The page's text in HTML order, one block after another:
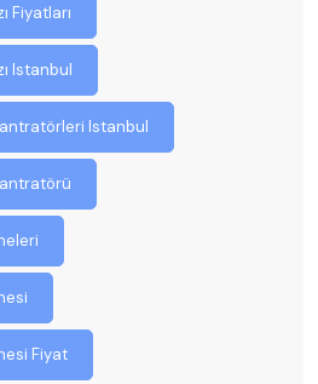
Fiyatları
Istanbul
Istanbul
Fiyat